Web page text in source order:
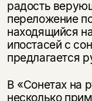
радость
переложение
находящийся
ипостасей с
предлагается
В «Сонетах на
несколько